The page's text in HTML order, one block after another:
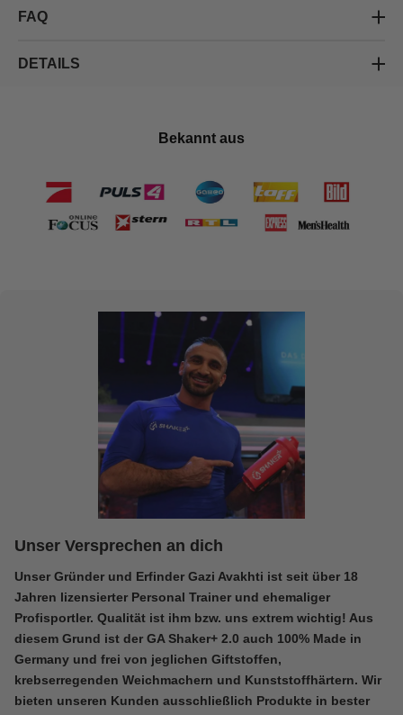
FAQ
DETAILS
Bekannt aus
Unser Versprechen an dich
Unser Gründer und Erfinder Gazi Avakhti ist seit über 18
Jahren lizensierter Personal Trainer und ehemaliger
Profisportler. Qualität ist ihm bzw. uns extrem wichtig! Aus
diesem Grund ist der GA Shaker+ 2.0 auch 100% Made in
Germany und frei von jeglichen Giftstoffen,
krebserregenden Weichmachern und Kunststoffhärtern. Wir
bieten unseren Kunden ausschließlich Produkte in bester